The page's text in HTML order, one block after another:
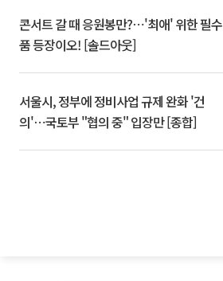
콘서트 갈 때 응원봉만?⋯'최애' 위한 필수
품 등장이오! [솔드아웃]
서울시, 정부에 정비사업 규제 완화 '건
의'⋯국토부 "협의 중" 입장만 [종합]